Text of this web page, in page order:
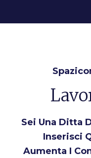
Sei Una Ditta
Inserisci
Aumenta I